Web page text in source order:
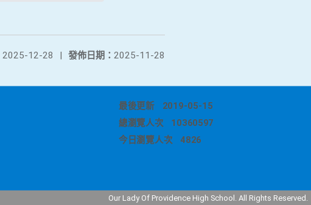
發佈日期： 2025-11-28
2025-12-28 |
最後更新
2019-05-15
總瀏覽人次
10360597
今日瀏覽人次
4826
Our Lady Of Providence High School. All Rights Reserved.